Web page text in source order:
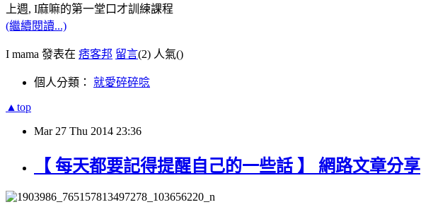
上週, I麻嘛的第一堂口才訓練課程
(繼續閱讀...)
I mama 發表在 痞客邦 留言(2) 人氣()
個人分類： 就愛碎碎唸
▲top
Mar 27 Thu 2014 23:36
【 每天都要記得提醒自己的一些話 】 網路文章分享